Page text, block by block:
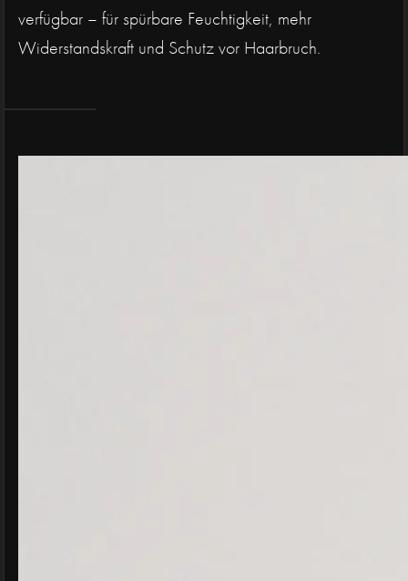
verfügbar – für spürbare Feuchtigkeit, mehr
Widerstandskraft und Schutz vor Haarbruch.